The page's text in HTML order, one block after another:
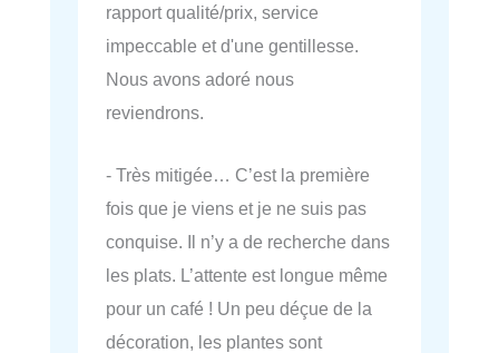
rapport qualité/prix, service
impeccable et d'une gentillesse.
Nous avons adoré nous
reviendrons.
- Très mitigée… C’est la première
fois que je viens et je ne suis pas
conquise. Il n’y a de recherche dans
les plats. L’attente est longue même
pour un café ! Un peu déçue de la
décoration, les plantes sont